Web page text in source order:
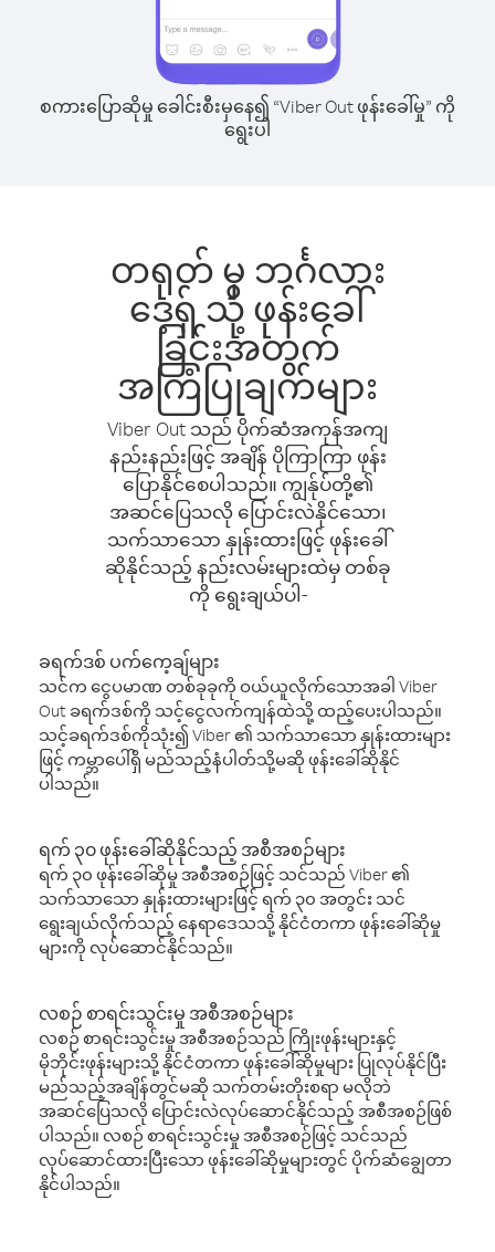
စကားပြောဆိုမှု ခေါင်းစီးမှနေ၍ “Viber Out ဖုန်းခေါ်မှု” ကို
ရွေးပါ
တရုတ် မှ ဘင်္ဂလား
ဒေ့ရှ် သို့ ဖုန်းခေါ်
ခြင်းအတွက်
အကြံပြုချက်များ
Viber Out သည် ပိုက်ဆံအကုန်အကျ
နည်းနည်းဖြင့် အချိန် ပိုကြာကြာ ဖုန်း
ပြောနိုင်စေပါသည်။ ကျွန်ုပ်တို့၏
အဆင်ပြေသလို ပြောင်းလဲနိုင်သော၊
သက်သာသော နှုန်းထားဖြင့် ဖုန်းခေါ်
ဆိုနိုင်သည့် နည်းလမ်းများထဲမှ တစ်ခု
ကို ရွေးချယ်ပါ-
ခရက်ဒစ် ပက်ကေ့ချ်များ
သင်က ငွေပမာဏ တစ်ခုခုကို ဝယ်ယူလိုက်သောအခါ Viber
Out ခရက်ဒစ်ကို သင့်ငွေလက်ကျန်ထဲသို့ ထည့်ပေးပါသည်။
သင့်ခရက်ဒစ်ကိုသုံး၍ Viber ၏ သက်သာသော နှုန်းထားများ
ဖြင့် ကမ္ဘာပေါ်ရှိ မည်သည့်နံပါတ်သို့မဆို ဖုန်းခေါ်ဆိုနိုင်
ပါသည်။
ရက် ၃၀ ဖုန်းခေါ်ဆိုနိုင်သည့် အစီအစဉ်များ
ရက် ၃၀ ဖုန်းခေါ်ဆိုမှု အစီအစဉ်ဖြင့် သင်သည် Viber ၏
သက်သာသော နှုန်းထားများဖြင့် ရက် ၃၀ အတွင်း သင်
ရွေးချယ်လိုက်သည့် နေရာဒေသသို့ နိုင်ငံတကာ ဖုန်းခေါ်ဆိုမှု
များကို လုပ်ဆောင်နိုင်သည်။
လစဉ် စာရင်းသွင်းမှု အစီအစဉ်များ
လစဉ် စာရင်းသွင်းမှု အစီအစဉ်သည် ကြိုးဖုန်းများနှင့်
မိုဘိုင်းဖုန်းများသို့ နိုင်ငံတကာ ဖုန်းခေါ်ဆိုမှုများ ပြုလုပ်နိုင်ပြီး
မည်သည့်အချိန်တွင်မဆို သက်တမ်းတိုးစရာ မလိုဘဲ
အဆင်ပြေသလို ပြောင်းလဲလုပ်ဆောင်နိုင်သည့် အစီအစဉ်ဖြစ်
ပါသည်။ လစဉ် စာရင်းသွင်းမှု အစီအစဉ်ဖြင့် သင်သည်
လုပ်ဆောင်ထားပြီးသော ဖုန်းခေါ်ဆိုမှုများတွင် ပိုက်ဆံချွေတာ
နိုင်ပါသည်။